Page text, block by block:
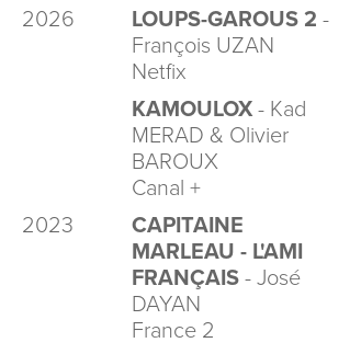
2026 LOUPS-GAROUS 2 -
François UZAN
Netfix
KAMOULOX - Kad
MERAD & Olivier
BAROUX
Canal +
2023
CAPITAINE
MARLEAU - L'AMI
FRANÇAIS - José
DAYAN
France 2